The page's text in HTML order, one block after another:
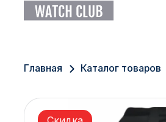
Главная Каталог товаров